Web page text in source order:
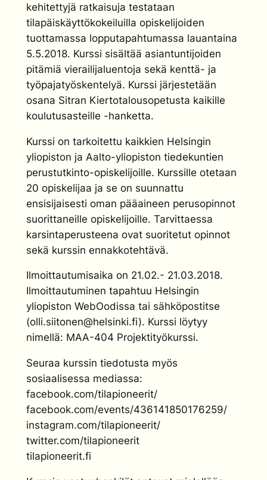
kehitettyjä ratkaisuja testataan
tilapäiskäyttökokeiluilla opiskelijoiden
tuottamassa lopputapahtumassa lauantaina
5.5.2018. Kurssi sisältää asiantuntijoiden
pitämiä vierailijaluentoja sekä kenttä- ja
työpajatyöskentelyä. Kurssi järjestetään
osana Sitran Kiertotalousopetusta kaikille
koulutusasteille -hanketta.
Kurssi on tarkoitettu kaikkien Helsingin
yliopiston ja Aalto-yliopiston tiedekuntien
perustutkinto-opiskelijoille. Kurssille otetaan
20 opiskelijaa ja se on suunnattu
ensisijaisesti oman pääaineen perusopinnot
suorittaneille opiskelijoille. Tarvittaessa
karsintaperusteena ovat suoritetut opinnot
sekä kurssin ennakkotehtävä.
Ilmoittautumisaika on 21.02.- 21.03.2018.
Ilmoittautuminen tapahtuu Helsingin
yliopiston WebOodissa tai sähköpostitse
(olli.siitonen@helsinki.fi). Kurssi löytyy
nimellä: MAA-404 Projektityökurssi.
Seuraa kurssin tiedotusta myös
sosiaalisessa mediassa:
facebook.com/tilapioneerit/
facebook.com/events/436141850176259/
instagram.com/tilapioneerit/
twitter.com/tilapioneerit
tilapioneerit.fi